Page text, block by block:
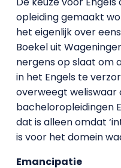
opleiding gemaakt
het eigenlijk over
Boekel uit
nergens op slaat om
in het Engels te
overweegt weliswaar
bacheloropleidingen
dat is alleen omdat
is voor het domein
Emancipatie